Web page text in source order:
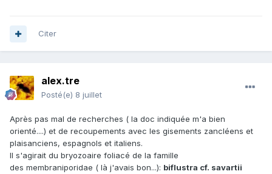
Citer
alex.tre
Posté(e) 8 juillet
Après pas mal de recherches ( la doc indiquée m'a bien
orienté....) et de recoupements avec les gisements zancléens et
plaisanciens, espagnols et italiens.
Il s'agirait du bryozoaire foliacé de la famille
des membraniporidae ( là j'avais bon...): biflustra cf. savartii